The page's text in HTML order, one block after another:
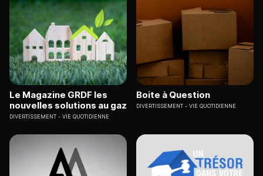
Le Magazine GRDF les
nouvelles solutions au gaz
DIVERTISSEMENT VIE QUOTIDIENNE
Boite à Question
DIVERTISSEMENT VIE QUOTIDIENNE